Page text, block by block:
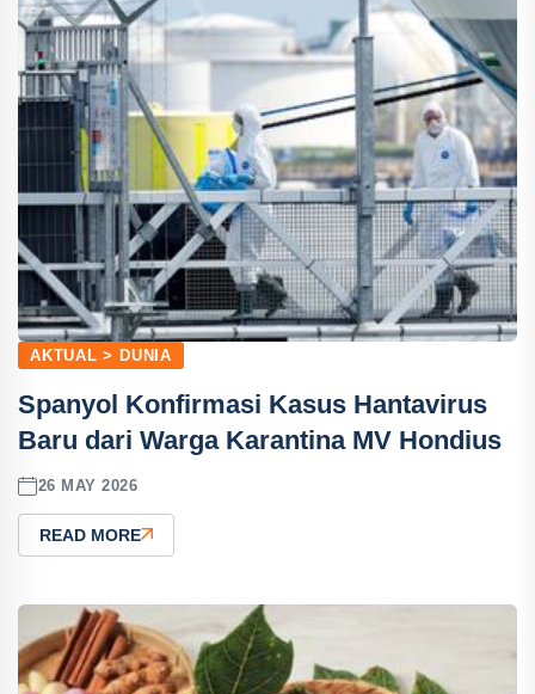
AKTUAL > DUNIA
Spanyol Konfirmasi Kasus Hantavirus
Baru dari Warga Karantina MV Hondius
26 MAY 2026
READ MORE